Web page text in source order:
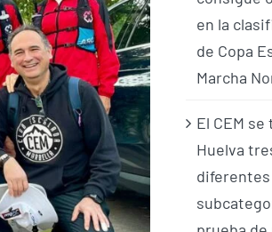
en la
de Copa
Marcha
El CEM se
Huelva
diferentes